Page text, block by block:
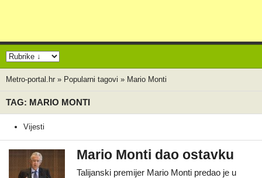
Metro-portal.hr » Popularni tagovi » Mario Monti
TAG: MARIO MONTI
Vijesti
Mario Monti dao ostavku
Talijanski premijer Mario Monti predao je u